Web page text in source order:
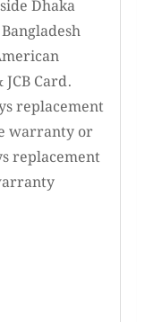
Dhaka
Card.
replacement
warranty or
replacement